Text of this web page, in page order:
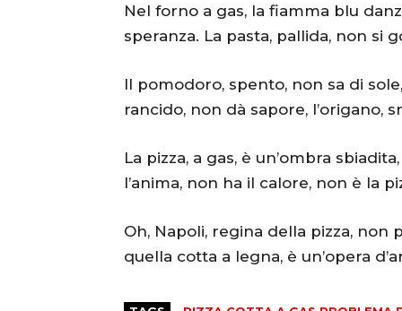
Nel forno a gas, la fiamma blu
speranza. La pasta, pallida, non si
Il pomodoro, spento, non sa di
rancido, non dà sapore, l’origano,
La pizza, a gas, è un’ombra
l’anima, non ha il calore, non è la
Oh, Napoli, regina della pizza, non
quella cotta a legna, è un’opera